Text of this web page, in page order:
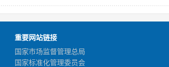
重要网站链接
国家市场监督管理总局
国家标准化管理委员会